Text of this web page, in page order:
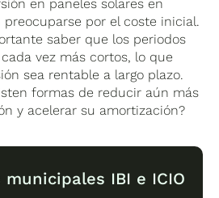
en paneles solares en
por el coste inicial.
saber que los periodos
vez más cortos, lo que
sea rentable a largo plazo.
formas de reducir aún más
y acelerar su amortización?
IBI e ICIO